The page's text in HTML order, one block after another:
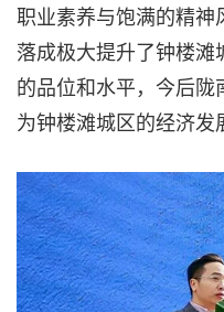
职业素养与饱满的精
落成极大提升了钟楼
的品位和水平，今后
为钟楼滩城区的经济发